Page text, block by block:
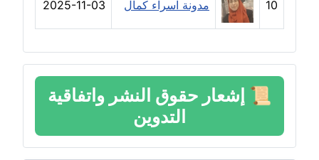
مدونة خليل السيد
عاملة
مدونة خولة سعيدان
عاملة
10 مدونة اسراء كمال 2025-11-03
📜 إشعار حقوق النشر واتفاقية
التدوين